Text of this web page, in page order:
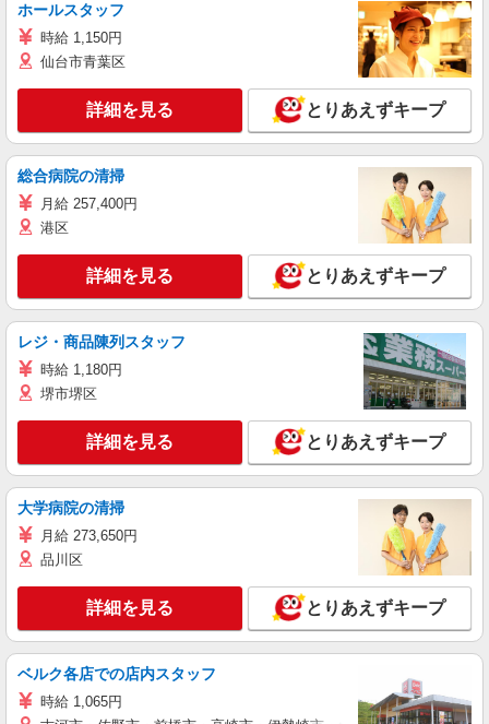
ホールスタッフ
時給 1,150円
仙台市青葉区
詳細を見る とりあえずキープ
総合病院の清掃
月給 257,400円
港区
詳細を見る とりあえずキープ
レジ・商品陳列スタッフ
時給 1,180円
堺市堺区
詳細を見る とりあえずキープ
大学病院の清掃
月給 273,650円
品川区
詳細を見る とりあえずキープ
ベルク各店での店内スタッフ
時給 1,065円